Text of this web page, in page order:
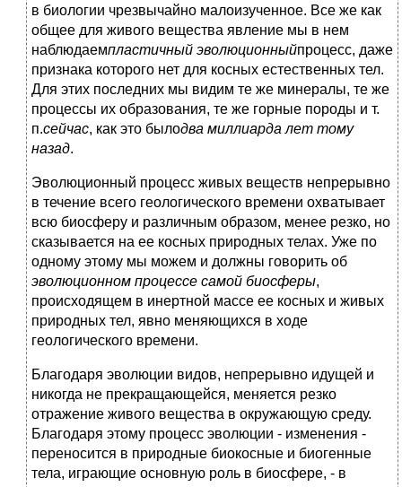
в биологии чрезвычайно малоизученное. Все же как
общее для живого вещества явление мы в нем
наблюдаемпластичный эволюционныйпроцесс, даже
признака которого нет для косных естественных тел.
Для этих последних мы видим те же минералы, те же
процессы их образования, те же горные породы и т.
п.сейчас, как это былодва миллиарда лет тому
назад.
Эволюционный процесс живых веществ непрерывно
в течение всего геологического времени охватывает
всю биосферу и различным образом, менее резко, но
сказывается на ее косных природных телах. Уже по
одному этому мы можем и должны говорить об
эволюционном процессе самой биосферы,
происходящем в инертной массе ее косных и живых
природных тел, явно меняющихся в ходе
геологического времени.
Благодаря эволюции видов, непрерывно идущей и
никогда не прекращающейся, меняется резко
отражение живого вещества в окружающую среду.
Благодаря этому процесс эволюции - изменения -
переносится в природные биокосные и биогенные
тела, играющие основную роль в биосфере, - в